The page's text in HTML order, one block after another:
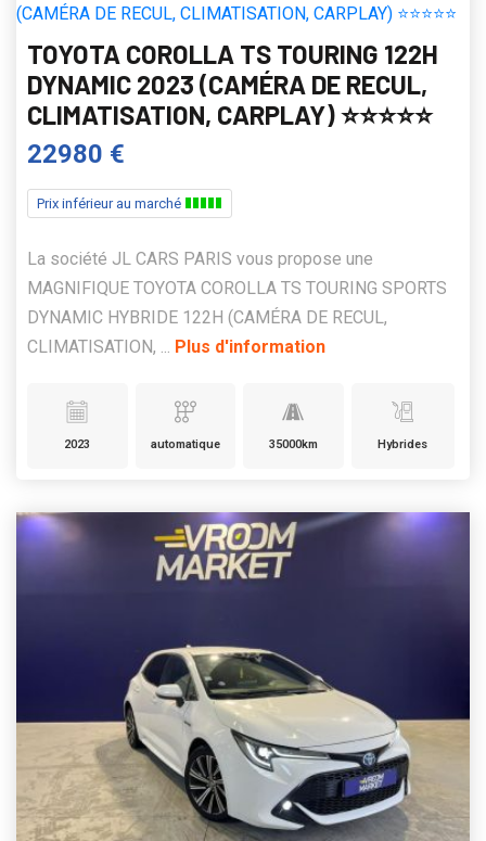
TOYOTA COROLLA TS TOURING 122H
DYNAMIC 2023 (CAMÉRA DE RECUL,
CLIMATISATION, CARPLAY) ⭐️⭐️⭐️⭐️⭐️
22980 €
Prix inférieur au marché
La société JL CARS PARIS vous propose une
MAGNIFIQUE TOYOTA COROLLA TS TOURING SPORTS
DYNAMIC HYBRIDE 122H (CAMÉRA DE RECUL,
CLIMATISATION, ... Plus d'information
2023 automatique 35000km Hybrides